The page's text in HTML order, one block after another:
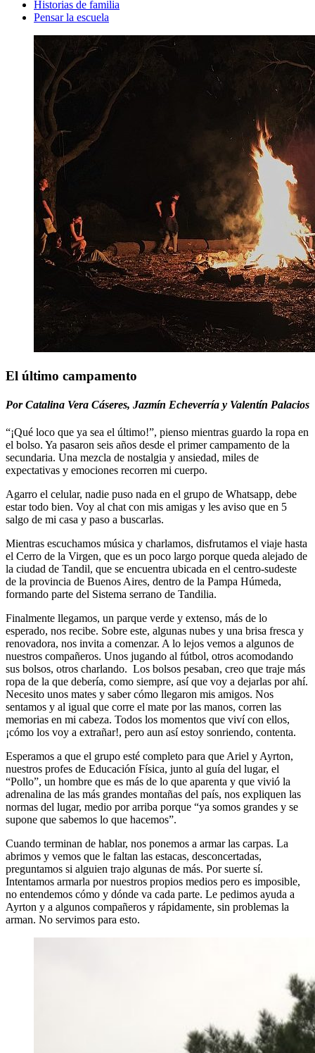
Historias de familia
Pensar la escuela
El último campamento
Por Catalina Vera Cáseres, Jazmín Echeverría y Valentín Palacios
“¡Qué loco que ya sea el último!”, pienso mientras guardo la ropa en
el bolso. Ya pasaron seis años desde el primer campamento de la
secundaria. Una mezcla de nostalgia y ansiedad, miles de
expectativas y emociones recorren mi cuerpo.
Agarro el celular, nadie puso nada en el grupo de Whatsapp, debe
estar todo bien. Voy al chat con mis amigas y les aviso que en 5
salgo de mi casa y paso a buscarlas.
Mientras escuchamos música y charlamos, disfrutamos el viaje hasta
el Cerro de la Virgen, que es un poco largo porque queda alejado de
la ciudad de Tandil, que se encuentra ubicada en el centro-sudeste
de la provincia de Buenos Aires, dentro de la Pampa Húmeda,
formando parte del Sistema serrano de Tandilia.
Finalmente llegamos, un parque verde y extenso, más de lo
esperado, nos recibe. Sobre este, algunas nubes y una brisa fresca y
renovadora, nos invita a comenzar. A lo lejos vemos a algunos de
nuestros compañeros. Unos jugando al fútbol, otros acomodando
sus bolsos, otros charlando. Los bolsos pesaban, creo que traje más
ropa de la que debería, como siempre, así que voy a dejarlas por ahí.
Necesito unos mates y saber cómo llegaron mis amigos. Nos
sentamos y al igual que corre el mate por las manos, corren las
memorias en mi cabeza. Todos los momentos que viví con ellos,
¡cómo los voy a extrañar!, pero aun así estoy sonriendo, contenta.
Esperamos a que el grupo esté completo para que Ariel y Ayrton,
nuestros profes de Educación Física, junto al guía del lugar, el
“Pollo”, un hombre que es más de lo que aparenta y que vivió la
adrenalina de las más grandes montañas del país, nos expliquen las
normas del lugar, medio por arriba porque “ya somos grandes y se
supone que sabemos lo que hacemos”.
Cuando terminan de hablar, nos ponemos a armar las carpas. La
abrimos y vemos que le faltan las estacas, desconcertadas,
preguntamos si alguien trajo algunas de más. Por suerte sí.
Intentamos armarla por nuestros propios medios pero es imposible,
no entendemos cómo y dónde va cada parte. Le pedimos ayuda a
Ayrton y a algunos compañeros y rápidamente, sin problemas la
arman. No servimos para esto.